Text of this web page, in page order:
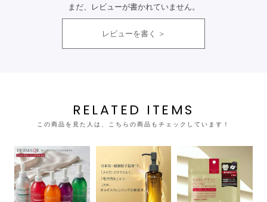
まだ、レビューが書かれていません。
レビューを書く
RELATED ITEMS
この商品を見た人は、こちらの商品もチェックしています！